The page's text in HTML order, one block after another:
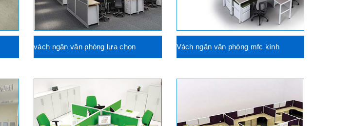
vách ngăn văn phòng lựa chọn Vách ngăn văn phòng mfc kính